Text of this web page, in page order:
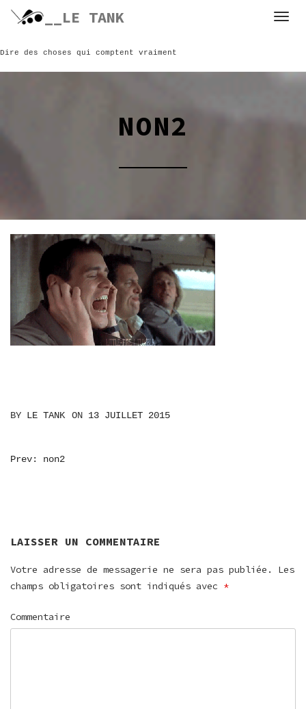
Skip
__LE TANK
Dire des choses qui comptent vraiment
NON2
BY LE TANK ON 13 JUILLET 2015
NAVIGATION
Prev: non2
LAISSER UN COMMENTAIRE
Votre adresse de messagerie ne sera pas publiée.
Les
champs obligatoires sont indiqués avec *
Commentaire